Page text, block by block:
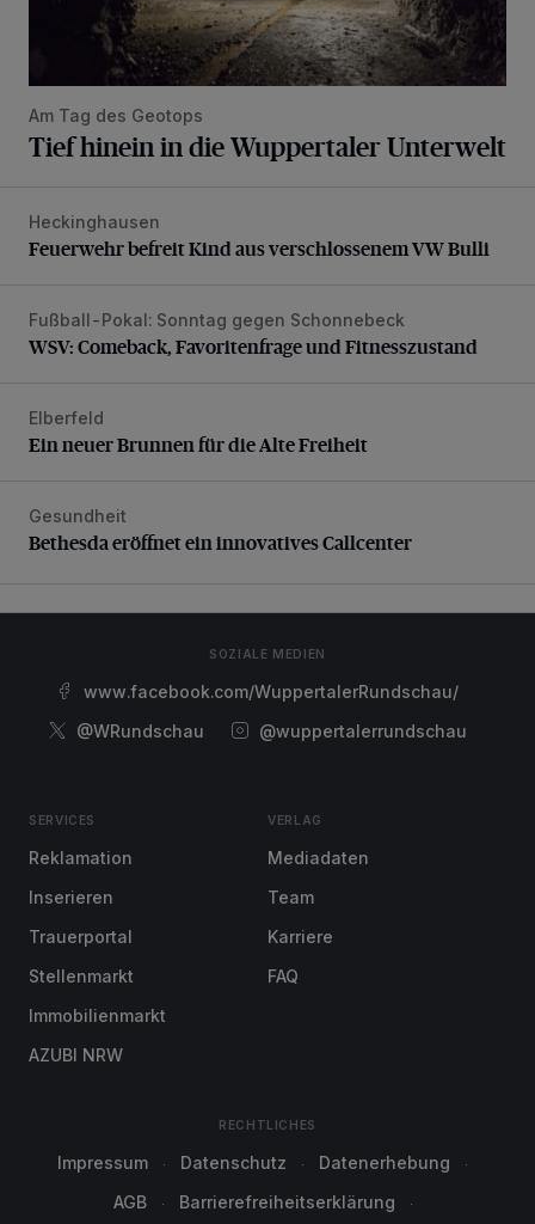
Am Tag des Geotops
Tief hinein in die Wuppertaler Unterwelt
Feuerwehr befreit Kind aus verschlossenem VW Bulli
Heckinghausen
Feuerwehr befreit Kind aus verschlossenem VW Bulli
WSV: Comeback, Favoritenfrage und Fitnesszustand
Fußball-Pokal: Sonntag gegen Schonnebeck
WSV: Comeback, Favoritenfrage und Fitnesszustand
Ein neuer Brunnen für die Alte Freiheit
Elberfeld
Ein neuer Brunnen für die Alte Freiheit
Bethesda eröffnet ein innovatives Callcenter
Gesundheit
Bethesda eröffnet ein innovatives Callcenter
SOZIALE MEDIEN
www.facebook.com/WuppertalerRundschau/
@WRundschau
@wuppertalerrundschau
SERVICES
Reklamation
Inserieren
Trauerportal
Stellenmarkt
Immobilienmarkt
AZUBI NRW
VERLAG
Mediadaten
Team
Karriere
FAQ
RECHTLICHES
Impressum Datenschutz
Datenerhebung
AGB
Barrierefreiheitserklärung